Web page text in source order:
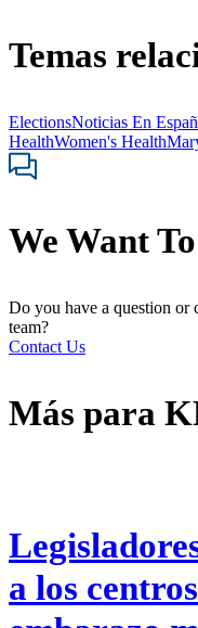
Temas
ElectionsNoticias En
HealthWomen's Health
We Want
Do you have a question
team?
Contact Us
Más para
a los